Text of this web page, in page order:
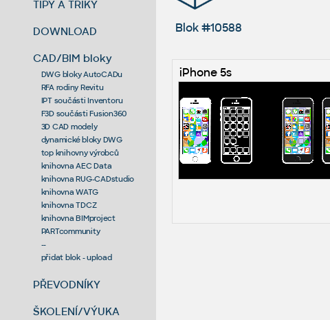
TIPY A TRIKY
DOWNLOAD
CAD/BIM bloky
DWG bloky AutoCADu
RFA rodiny Revitu
IPT součásti Inventoru
F3D součásti Fusion360
3D CAD modely
dynamické bloky DWG
top knihovny výrobců
knihovna AEC Data
knihovna RUG-CADstudio
knihovna WATG
knihovna TDCZ
knihovna BIMproject
PARTcommunity
--
přidat blok - upload
PŘEVODNÍKY
ŠKOLENÍ/VÝUKA
Blok #10588
iPhone 5s